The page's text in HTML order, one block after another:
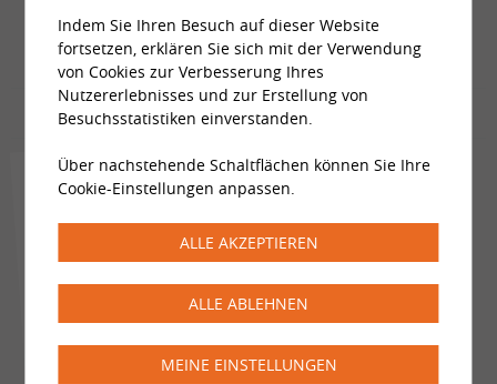
Impulsabend · KUNST DER
VERFÜHRUNG
Wie Begegnung, Anziehung und
Verbindung im Alltag lebendig bleiben.
Donnerstag, 03. September 2026
Indem Sie Ihren Besuch auf dieser Website
fortsetzen, erklären Sie sich mit der Verwendung
von Cookies zur Verbesserung Ihres
Nutzererlebnisses und zur Erstellung von
Besuchsstatistiken einverstanden.
Über nachstehende Schaltflächen können Sie Ihre
Cookie-Einstellungen anpassen.
ALLE AKZEPTIEREN
ALLE ABLEHNEN
MEINE EINSTELLUNGEN